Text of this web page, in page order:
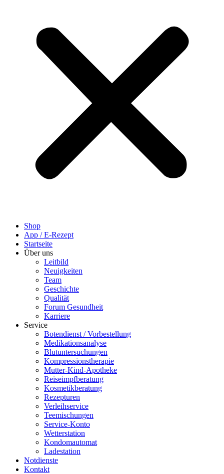
Shop
App / E-Rezept
Startseite
Über uns
Leitbild
Neuigkeiten
Team
Geschichte
Qualität
Forum Gesundheit
Karriere
Service
Botendienst / Vorbestellung
Medikationsanalyse
Blutuntersuchungen
Kompressionstherapie
Mutter-Kind-Apotheke
Reiseimpfberatung
Kosmetikberatung
Rezepturen
Verleihservice
Teemischungen
Service-Konto
Wetterstation
Kondomautomat
Ladestation
Notdienste
Kontakt